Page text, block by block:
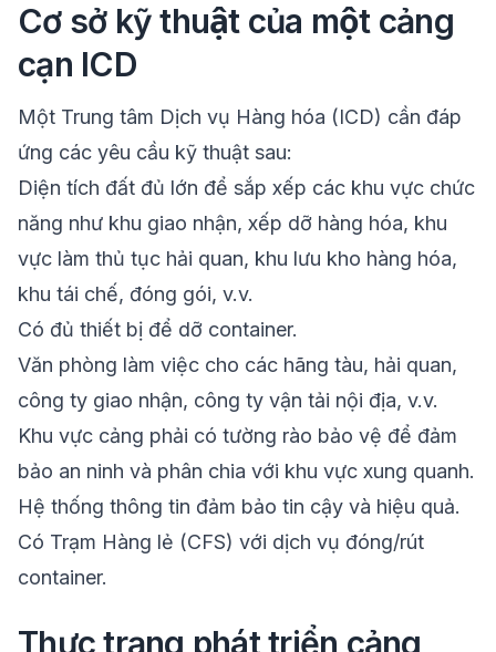
Cơ sở kỹ thuật của một cảng
cạn ICD
Một Trung tâm Dịch vụ Hàng hóa (ICD) cần đáp
ứng các yêu cầu kỹ thuật sau:
Diện tích đất đủ lớn để sắp xếp các khu vực chức
năng như khu giao nhận, xếp dỡ hàng hóa, khu
vực làm thủ tục hải quan, khu lưu kho hàng hóa,
khu tái chế, đóng gói, v.v.
Có đủ thiết bị để dỡ container.
Văn phòng làm việc cho các hãng tàu, hải quan,
công ty giao nhận, công ty vận tải nội địa, v.v.
Khu vực cảng phải có tường rào bảo vệ để đảm
bảo an ninh và phân chia với khu vực xung quanh.
Hệ thống thông tin đảm bảo tin cậy và hiệu quả.
Có Trạm Hàng lẻ (CFS) với dịch vụ đóng/rút
container.
Thực trạng phát triển cảng